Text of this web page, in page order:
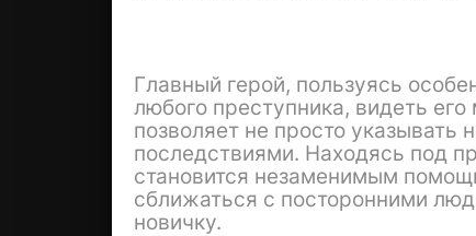
Главный герой, пользуясь
любого преступника, видеть
позволяет не просто указывать
последствиями. Находясь под
становится незаменимым
сближаться с посторонними
новичку.